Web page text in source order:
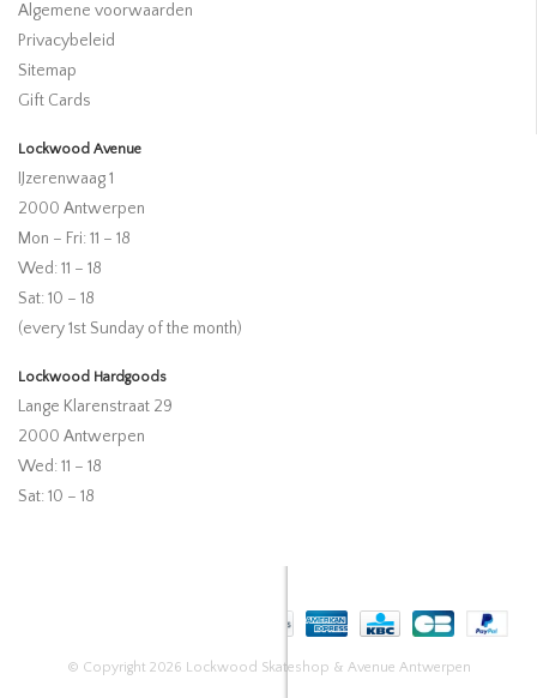
Algemene voorwaarden
Privacybeleid
Sitemap
Gift Cards
Lockwood Avenue
IJzerenwaag 1
2000 Antwerpen
Mon – Fri: 11 – 18
Wed: 11 – 18
Sat: 10 – 18
(every 1st Sunday of the month)
Lockwood Hardgoods
Lange Klarenstraat 29
2000 Antwerpen
Wed: 11 – 18
Sat: 10 – 18
© Copyright 2026 Lockwood Skateshop & Avenue Antwerpen